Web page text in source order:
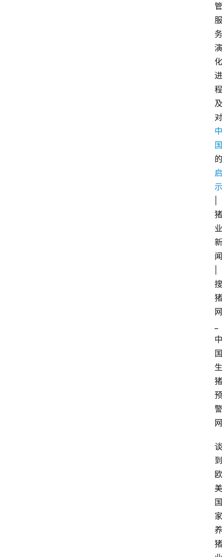
管
服
务
演
化
进
程
及
对
中
国
的
启
示
猪
业
新
闻
搜
猪
网
中
国
生
猪
预
警
网
谈
到
欧
美
国
家
养
猪